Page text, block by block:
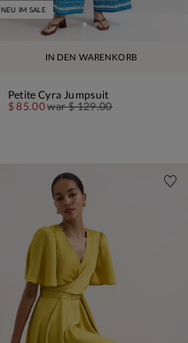
IN DEN WARENKORB
NEU IM SALE
Petite Cyra Jumpsuit
$ 85.00war$ 129.00